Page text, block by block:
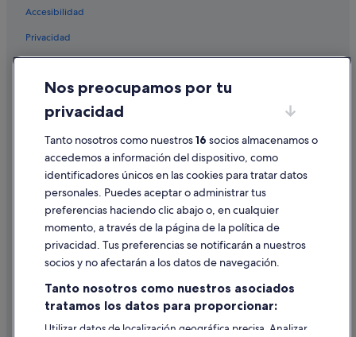
Hoteles cerca de Iglesia de Santiago de Barbadelo
Casas de campo en Samos
Hoteles con restaurante en Samos
Hoteles de 4 estrellas en Sarria
Casas privadas de vacaciones en Nabas
Campings de caravanas en Samos
B&B en Sarria
Villas en Sarria
Hoteles que aceptan mascotas en Sarria
Hoteles cápsula en Sarria
Hoteles con bar en Samos
Sarria hoteles
Casas rurales en Sarria
Accesibilidad
Privacidad
Condiciones de uso
Información legal/contacto
Pautas sobre el contenido y cómo denunciar contenido
Ayuda
Cancelar un vuelo
Cancelar una reserva de hotel o de un alquiler vacacional
Utilizar un cupón de Expedia
Documentos para viajes internacionales
Nos preocupamos por tu
privacidad
Tanto nosotros como nuestros16 socios almacenamos o
accedemos a información del dispositivo, como
identificadores únicos en las cookies para tratar datos
personales. Puedes aceptar o administrar tus
preferencias haciendo clic abajo o, en cualquier
momento, a través de la página de la política de
privacidad. Tus preferencias se notificarán a nuestros
socios y no afectarán a los datos de navegación.
Tanto nosotros como nuestros asociados
tratamos los datos para proporcionar:
Utilizar datos de localización geográfica precisa. Analizar